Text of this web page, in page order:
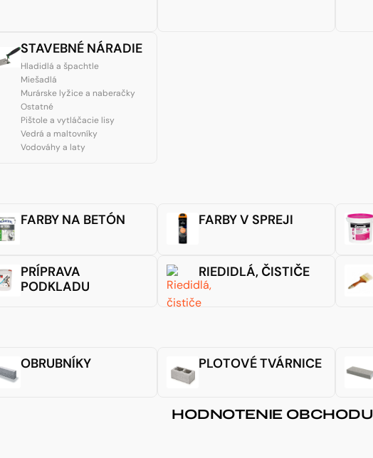
STAVEBNÉ NÁRADIE
Hladidlá a špachtle
Miešadlá
Murárske lyžice a naberačky
Ostatné
Pištole a vytláčacie lisy
Vedrá a maltovníky
Vodováhy a laty
FARBY NA BETÓN FARBY V SPREJI
PRÍPRAVA
PODKLADU
RIEDIDLÁ, ČISTIČE
OBRUBNÍKY PLOTOVÉ TVÁRNICE
HODNOTENIE OBCHODU